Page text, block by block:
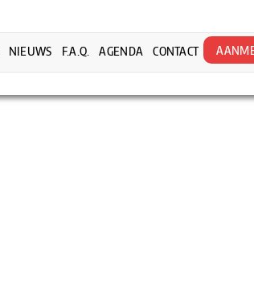
NIEUWS F.A.Q. AGENDA CONTACT